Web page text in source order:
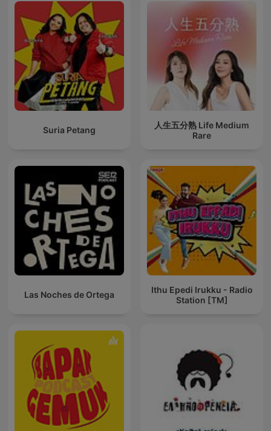
Suria Petang
人生五分熟 Life Medium
Rare
Las Noches de Ortega
Ithu Epedi Irukku - Radio
Station [TM]